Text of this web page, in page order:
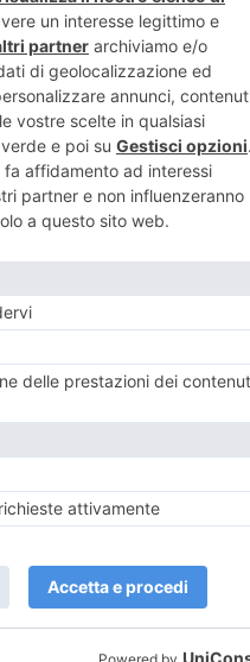
durare. Per misurare
certificazioni
alla mano, come
Tra i mille marchi
e bilanciatori per chi
tra i
Ha coperto i
a misura anche
le prassi su
la parità di genere.
dicono due cose